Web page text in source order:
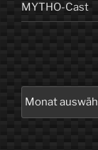
MYTHO-Cast